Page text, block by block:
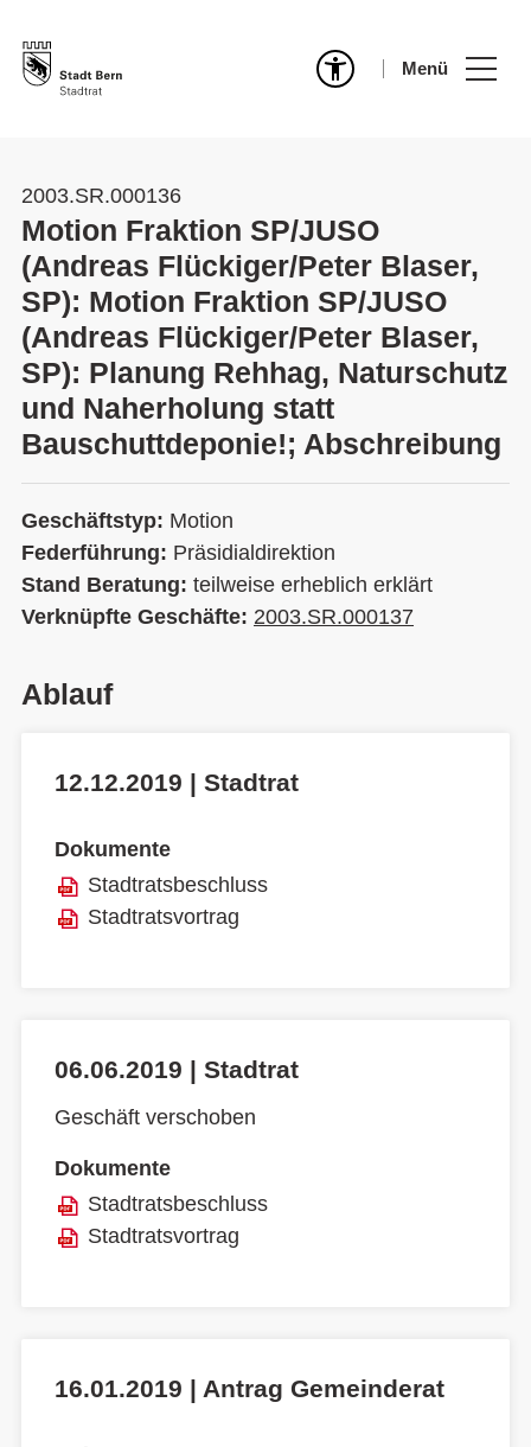
Menü
2003.SR.000136
Motion Fraktion SP/JUSO
(Andreas Flückiger/Peter Blaser,
SP): Motion Fraktion SP/JUSO
(Andreas Flückiger/Peter Blaser,
SP): Planung Rehhag, Naturschutz
und Naherholung statt
Bauschuttdeponie!; Abschreibung
Geschäftstyp: Motion
Federführung: Präsidialdirektion
Stand Beratung: teilweise erheblich erklärt
Verknüpfte Geschäfte: 2003.SR.000137
Ablauf
12.12.2019 | Stadtrat
Dokumente
Stadtratsbeschluss
Stadtratsvortrag
06.06.2019 | Stadtrat
Geschäft verschoben
Dokumente
Stadtratsbeschluss
Stadtratsvortrag
16.01.2019 | Antrag Gemeinderat